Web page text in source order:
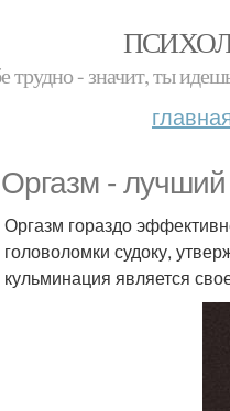
трудно - значит, ты
Оргазм - лучший
Оргазм гораздо
головоломки судоку,
кульминация является